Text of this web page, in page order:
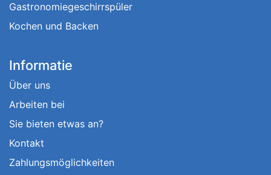
Gastronomiegeschirrspüler
Kochen und Backen
Informatie
Über uns
Arbeiten bei
Sie bieten etwas an?
Kontakt
Zahlungsmöglichkeiten